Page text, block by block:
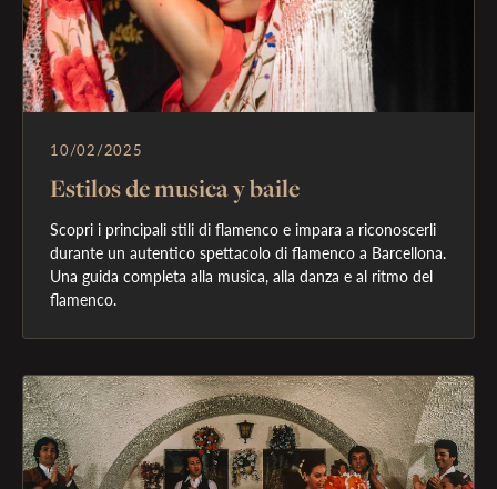
10/02/2025
Estilos de musica y baile
Scopri i principali stili di flamenco e impara a riconoscerli
durante un autentico spettacolo di flamenco a Barcellona.
Una guida completa alla musica, alla danza e al ritmo del